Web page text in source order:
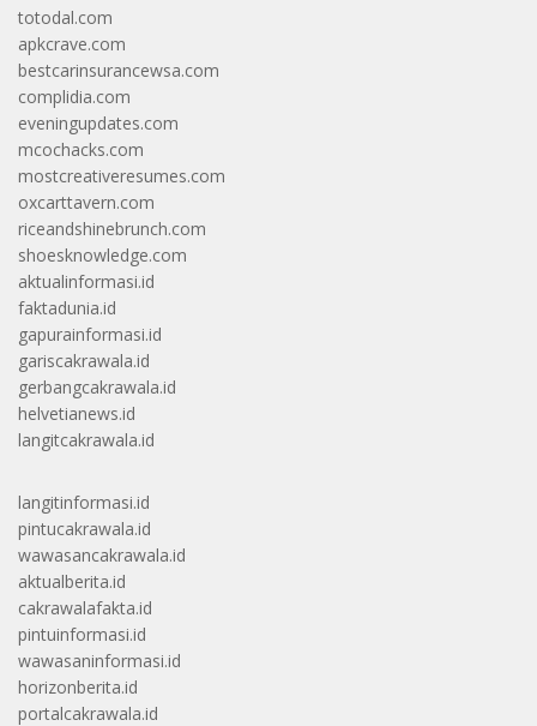
totodal.com
apkcrave.com
bestcarinsurancewsa.com
complidia.com
eveningupdates.com
mcochacks.com
mostcreativeresumes.com
oxcarttavern.com
riceandshinebrunch.com
shoesknowledge.com
aktualinformasi.id
faktadunia.id
gapurainformasi.id
gariscakrawala.id
gerbangcakrawala.id
helvetianews.id
langitcakrawala.id
langitinformasi.id
pintucakrawala.id
wawasancakrawala.id
aktualberita.id
cakrawalafakta.id
pintuinformasi.id
wawasaninformasi.id
horizonberita.id
portalcakrawala.id